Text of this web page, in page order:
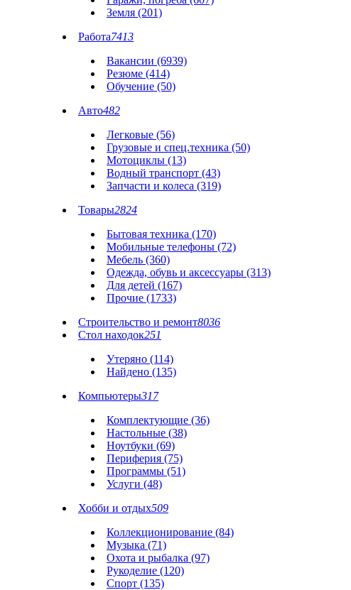
Земля (201)
Работа7413
Вакансии (6939)
Резюме (414)
Обучение (50)
Авто482
Легковые (56)
Грузовые и спец.техника (50)
Мотоциклы (13)
Водный транспорт (43)
Запчасти и колеса (319)
Товары2824
Бытовая техника (170)
Мобильные телефоны (72)
Мебель (360)
Одежда, обувь и аксессуары (313)
Для детей (167)
Прочие (1733)
Строительство и ремонт8036
Стол находок251
Утеряно (114)
Найдено (135)
Компьютеры317
Комплектующие (36)
Настольные (38)
Ноутбуки (69)
Периферия (75)
Программы (51)
Услуги (48)
Хобби и отдых509
Коллекционирование (84)
Музыка (71)
Охота и рыбалка (97)
Рукоделие (120)
Спорт (135)